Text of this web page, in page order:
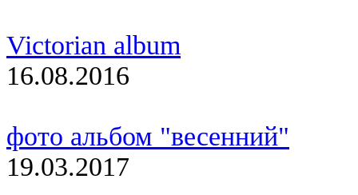
Victorian album
16.08.2016
фото альбом "весенний"
19.03.2017